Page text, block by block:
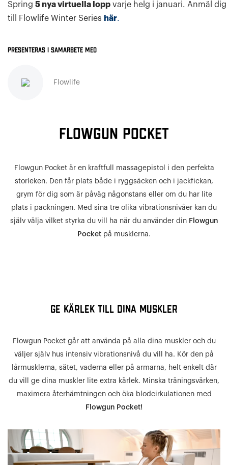
Spring 5 nya virtuella lopp varje helg i januari. Anmäl dig
till Flowlife Winter Series här.
Presenteras i samarbete med
Flowlife
FLOWGUN POCKET
Flowgun Pocket är en kraftfull massagepistol i den perfekta
storleken. Den får plats både i ryggsäcken och i jackfickan,
grym för dig som är påväg någonstans eller om du har lite
plats i packningen. Med sina tre olika vibrationsnivåer kan du
själv välja vilket styrka du vill ha när du använder din Flowgun
Pocket på musklerna.
GE KÄRLEK TILL DINA MUSKLER
Flowgun Pocket går att använda på alla dina muskler och du
väljer själv hus intensiv vibrationsnivå du vill ha. Kör den på
lårmusklerna, sätet, vaderna eller på armarna, helt enkelt där
du vill ge dina muskler lite extra kärlek. Minska träningsvärken,
maximera återhämtningen och öka blodcirkulationen med
Flowgun Pocket!